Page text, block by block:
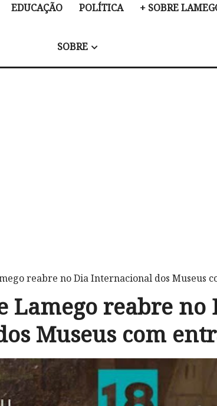
EDUCAÇÃO POLÍTICA + SOBRE
SOBRE
reabre no Dia Internacional dos Museus
Lamego reabre no
Museus com